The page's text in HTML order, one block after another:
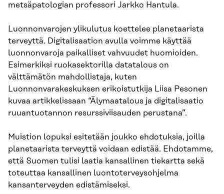
metsäpatologian professori Jarkko Hantula.
Luonnonvarojen ylikulutus koettelee planetaarista
terveyttä. Digitalisaation avulla voimme käyttää
luonnonvaroja paikalliset vahvuudet huomioiden.
Esimerkiksi ruokasektorilla datatalous on
välttämätön mahdollistaja, kuten
Luonnonvarakeskuksen erikoistutkija Liisa Pesonen
kuvaa artikkelissaan “Älymaatalous ja digitalisaatio
ruuantuotannon resurssiviisauden perustana”.
Muistion lopuksi esitetään joukko ehdotuksia, joilla
planetaarista terveyttä voidaan edistää. Ehdotamme,
että Suomen tulisi laatia kansallinen tiekartta sekä
toteuttaa kansallinen luontoterveysohjelma
kansanterveyden edistämiseksi.